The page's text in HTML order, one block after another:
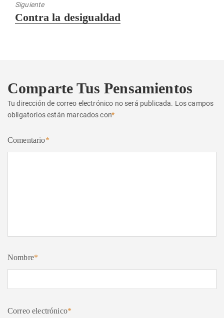
Siguiente
Entrada
Contra la desigualdad
Comparte Tus Pensamientos
Tu dirección de correo electrónico no será publicada. Los campos
obligatorios están marcados con*
Comentario*
Nombre*
Correo electrónico*